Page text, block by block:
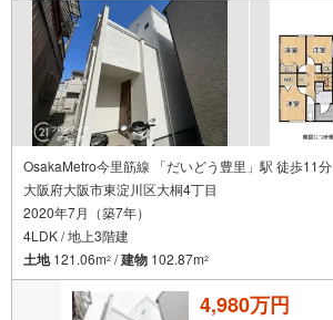
OsakaMetro今里筋線 「だいどう豊里」駅 徒歩11分
大阪府大阪市東淀川区大桐4丁目
2020年7月（築7年）
4LDK / 地上3階建
土地121.06m2 /建物 102.87m2
4,980万円